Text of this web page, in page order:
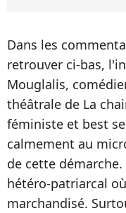
Dans les
retrouver ci-bas,
Mouglalis,
théâtrale de La
féministe et best
calmement au
de cette
hétéro-patriarcal
marchandisé.